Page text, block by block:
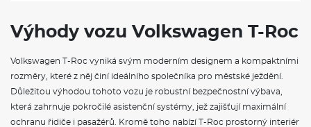
Paket Easy Open & Close: elektrické otevírání a zavírání víka
prostoru pohybem nohy pod zadním nárazníkem
Sériové potahy sedadel ArtVelours, potahy středů sedadel z
mikrovlákna ArtVelours Eco, boční vedení sedadel v
kombinaci látka, mikrovlákno ArtVelours a syntetické kůže,
výplně dveří v syntetické kůži
Výhody vozu Volkswagen T-Roc
Volkswagen T-Roc vyniká svým moderním designem a kompaktními
rozměry, které z něj činí ideálního společníka pro městské ježdění.
Důležitou výhodou tohoto vozu je robustní bezpečnostní výbava,
která zahrnuje pokročilé asistenční systémy, jež zajišťují maximální
ochranu řidiče i pasažérů. Kromě toho nabízí T-Roc prostorný interiér